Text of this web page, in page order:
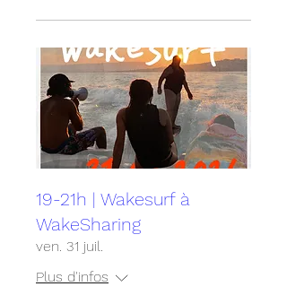
Pour en savoir plus sur l'incroyable
Levitation Shop, son magasin et bar, ses
projets à Martigny:
http://www.levitation.ch/
19-21h | Wakesurf à
WakeSharing
ven. 31 juil.
Plus d'infos